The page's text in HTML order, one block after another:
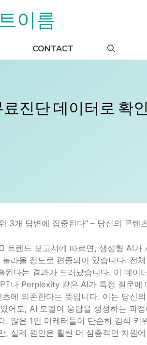
이름
CONTACT
진단 데이터로 확
3개 답변에 집중된다” – 당신의 콘텐
트렌드 보고서에 따르면, 생성형 AI가
라울 정도로 편중되어 있습니다. 전
된다는 결과가 드러났습니다. 이 데이
나 Perplexity 같은 AI가 특정 질문에
에 의존한다는 뜻입니다. 이는 당신
어도, AI 모델이 응답을 생성하는 과
. 많은 1인 마케터들이 단순히 검색 키
, 실제 원인은 훨씬 더 심층적인 차원